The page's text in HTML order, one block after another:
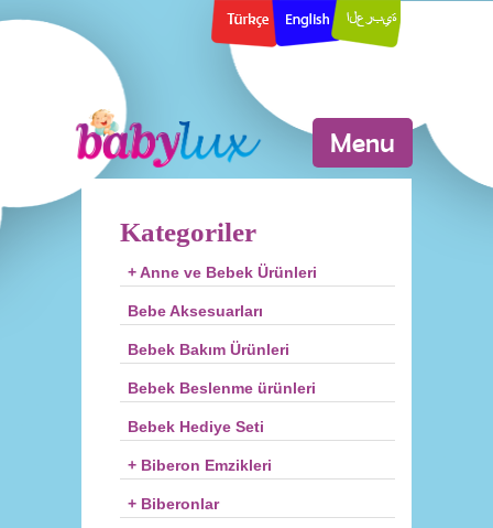
Menu
Kategoriler
+ Anne ve Bebek Ürünleri
Bebe Aksesuarları
Bebek Bakım Ürünleri
Bebek Beslenme ürünleri
Bebek Hediye Seti
+ Biberon Emzikleri
+ Biberonlar